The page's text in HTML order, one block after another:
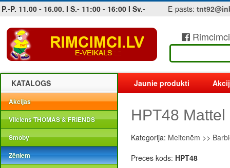
P.-P. 11.00 - 16.00. I S.- 11:00 - 16:00 I Sv.- E-pasts:
Jobs at sea and maritime vacancies
KATALOGS
Akcijas
Vilciens THOMAS & FRIENDS
Smoby
Zēniem
Jaunie produkti
HPT48
Kategorija: Meitenēm >>
Preces kods: HPT48